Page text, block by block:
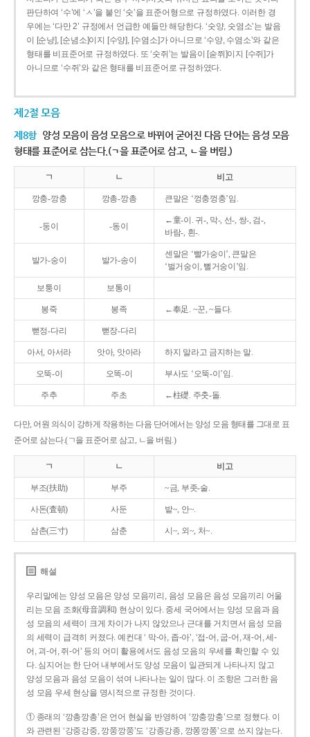
판단하여 ‘수’에 ‘ㅅ’을 붙인 ‘숫’을 표준어형으로 규정하였다. 이러한 경
우에는 ‘다만 2’ 규정에서 언급한 예들만 해당한다. ‘숫양, 숫염소’는 발음
이 [순냥], [순념소]이지 [수양], [수염소]가 아니므로 ‘수양, 수염소’와 같은
형태를 비표준어로 규정하였다. 또 ‘숫쥐’는 발음이 [숟쮜]이지 [수쥐]가
아니므로 ‘수쥐’와 같은 형태를 비표준어로 규정하였다.
제2절 모음
제8항 양성 모음이 음성 모음으로 바뀌어 굳어진 다음 단어는 음성 모음
형태를 표준어로 삼는다.(ㄱ을 표준어로 삼고, ㄴ을 버림.)
ㄱ ㄴ 비고
깡충-깡충 깡총-깡총 큰말은 ‘껑충껑충’임.
-둥이 -동이
←童-이. 귀-, 막-, 선-, 쌍-, 검-,
바람-, 흰-.
발가-숭이 발가-송이
센말은 ‘빨가숭이’, 큰말은
‘벌거숭이, 뻘거숭이’임.
보퉁이 보통이
봉죽 봉족 ←奉足. ~꾼, ~들다.
뻗정-다리 뻗장-다리
아서, 아서라 앗아, 앗아라 하지 말라고 금지하는 말.
오뚝-이 오똑-이 부사도 ‘오뚝-이’임.
주추 주초 ←柱礎. 주춧-돌.
다만, 어원 의식이 강하게 작용하는 다음 단어에서는 양성 모음 형태를 그대로 표
준어로 삼는다.(ㄱ을 표준어로 삼고, ㄴ을 버림.)
ㄱ ㄴ 비고
부조(扶助) 부주 ~금, 부좃-술.
사돈(査頓) 사둔 밭~, 안~.
삼촌(三寸) 삼춘 시~, 외~, 처~.
해설
우리말에는 양성 모음은 양성 모음끼리, 음성 모음은 음성 모음끼리 어울
리는 모음 조화(母音調和) 현상이 있다. 중세 국어에서는 양성 모음과 음
성 모음의 세력이 크게 차이가 나지 않았으나 근대를 거치면서 음성 모음
의 세력이 급격히 커졌다. 예컨대 ‘ 막-아, 좁-아’, ‘접-어, 굽-어, 재-어, 세-
어, 괴-어, 쥐-어’ 등의 어미 활용에서도 음성 모음의 우세를 확인할 수 있
다. 심지어는 한 단어 내부에서도 양성 모음이 일관되게 나타나지 않고
양성 모음과 음성 모음이 섞여 나타나는 일이 많다. 이 조항은 그러한 음
성 모음 우세 현상을 명시적으로 규정한 것이다.
① 종래의 ‘깡총깡총’은 언어 현실을 반영하여 ‘깡충깡충’으로 정했다. 이
와 관련된 ‘강중강중, 깡쭝깡쭝’도 ‘강종강종, 깡쫑깡쫑’으로 쓰지 않는다.